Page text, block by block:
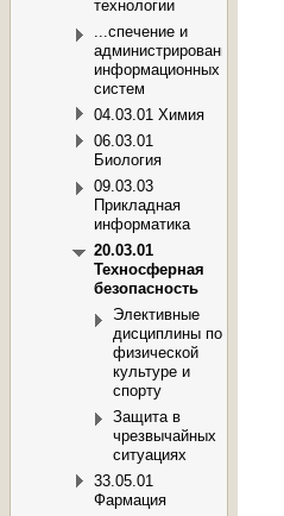
технологии
...спечение и
администрирование
информационных
систем
04.03.01 Химия
06.03.01
Биология
09.03.03
Прикладная
информатика
20.03.01
Техносферная
безопасность
Элективные
дисциплины по
физической
культуре и
спорту
Защита в
чрезвычайных
ситуациях
33.05.01
Фармация